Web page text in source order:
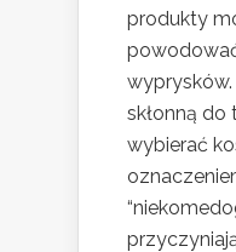
produkty
skłonną do
wybierać